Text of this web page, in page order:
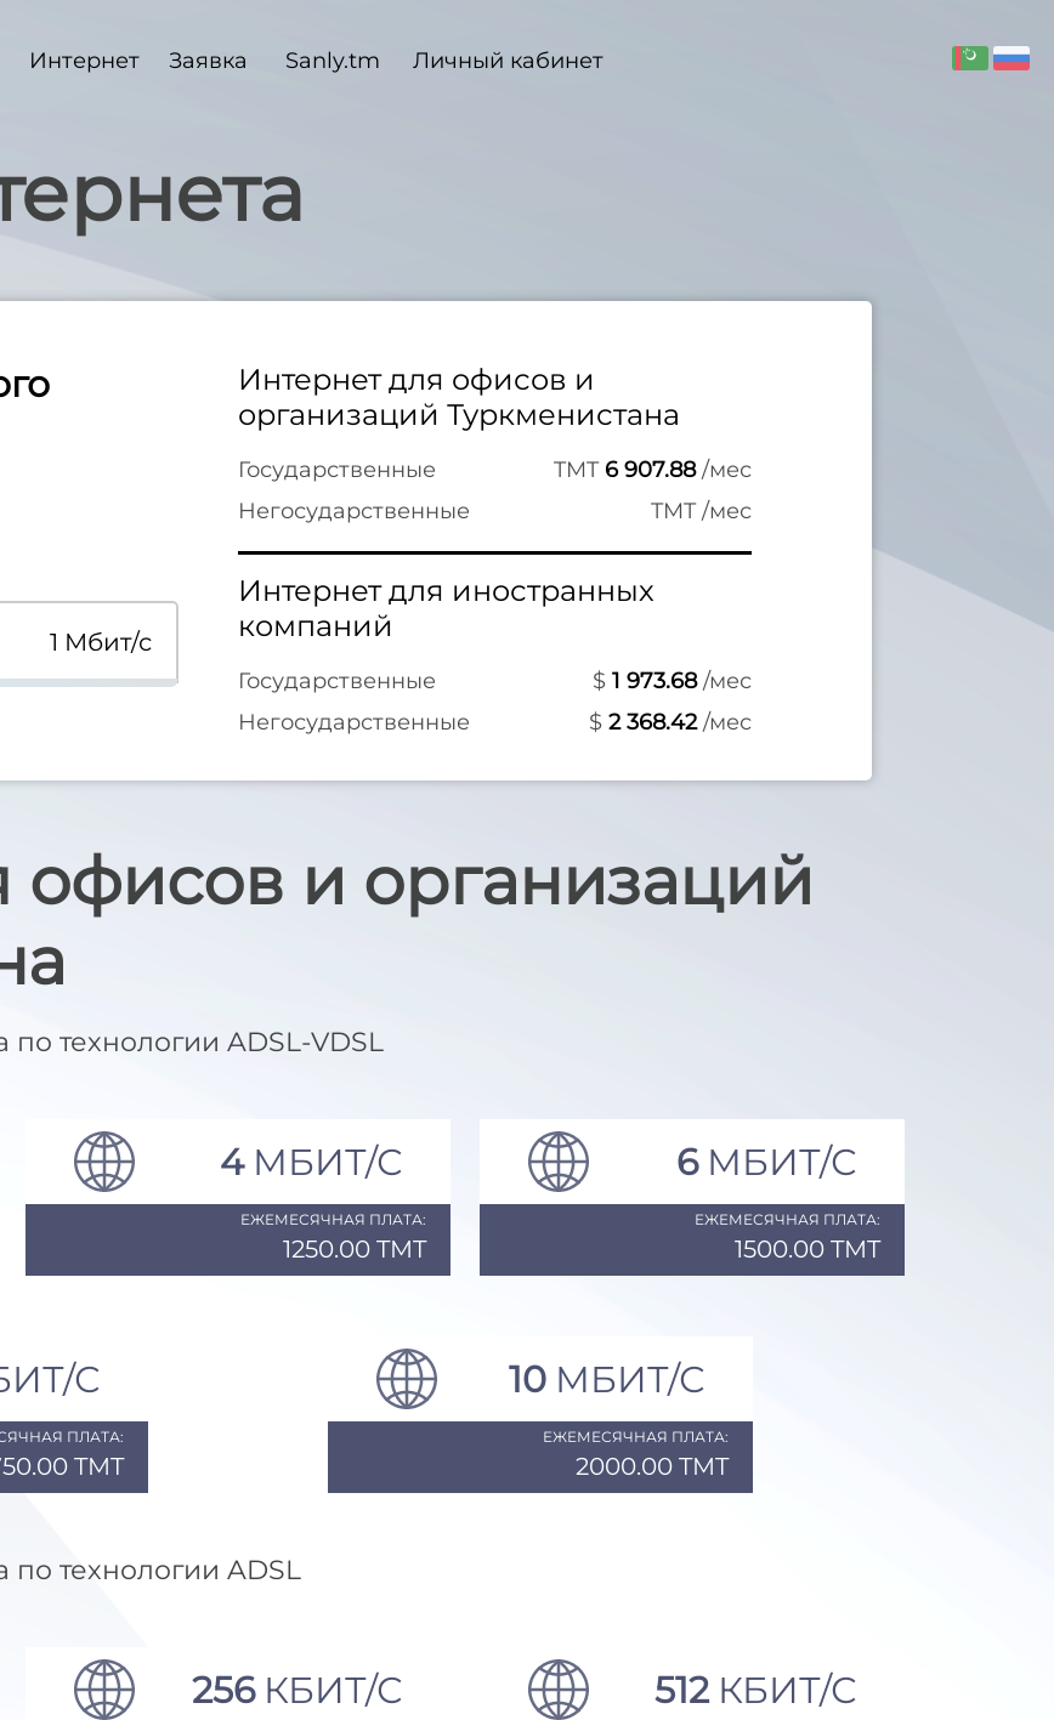
Интернет Заявка Sanly.tm Личный кабинет
1 Мбит/с
Интернет для офисов и
организаций Туркменистана
Государственные TMT 6 907.88 /мес
Негосударственные
TMT /мес
Интернет для иностранных
компаний
Государственные $ 1 973.68 /мес
Негосударственные
$ 2 368.42 /мес
офисов и организаций
технологии ADSL-VDSL
4 МБИТ/С
ЕЖЕМЕСЯЧНАЯ ПЛАТА:
1250.00 TMT
6 МБИТ/С
ЕЖЕМЕСЯЧНАЯ ПЛАТА:
1500.00 TMT
С
ПЛАТА:
TMT
10 МБИТ/С
ЕЖЕМЕСЯЧНАЯ ПЛАТА:
2000.00 TMT
технологии ADSL
256 КБИТ/С 512 КБИТ/С